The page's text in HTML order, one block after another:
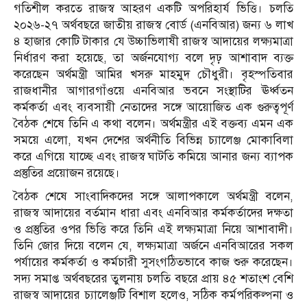
গতিশীল করতে রাজস্ব আহরণ একটি অপরিহার্য ভিত্তি। চলতি
২০২৬-২৭ অর্থবছরে জাতীয় রাজস্ব বোর্ড (এনবিআর) জন্য ৬ লাখ
৪ হাজার কোটি টাকার যে উচ্চাভিলাষী রাজস্ব আদায়ের লক্ষ্যমাত্রা
নির্ধারণ করা হয়েছে, তা অর্জনযোগ্য বলে দৃঢ় আশাবাদ ব্যক্ত
করেছেন অর্থমন্ত্রী আমির খসরু মাহমুদ চৌধুরী। বৃহস্পতিবার
রাজধানীর আগারগাঁওয়ে এনবিআর ভবনে সংস্থাটির ঊর্ধ্বতন
কর্মকর্তা এবং ব্যবসায়ী নেতাদের সঙ্গে আয়োজিত এক গুরুত্বপূর্ণ
বৈঠক শেষে তিনি এ কথা বলেন। অর্থমন্ত্রীর এই বক্তব্য এমন এক
সময়ে এলো, যখন দেশের অর্থনীতি বিভিন্ন চ্যালেঞ্জ মোকাবিলা
করে এগিয়ে যাচ্ছে এবং রাজস্ব ঘাটতি কমিয়ে আনার জন্য ব্যাপক
প্রস্তুতির প্রয়োজন রয়েছে।
বৈঠক শেষে সাংবাদিকদের সঙ্গে আলাপকালে অর্থমন্ত্রী বলেন,
রাজস্ব আদায়ের বর্তমান ধারা এবং এনবিআর কর্মকর্তাদের দক্ষতা
ও প্রস্তুতির ওপর ভিত্তি করে তিনি এই লক্ষ্যমাত্রা নিয়ে আশাবাদী।
তিনি জোর দিয়ে বলেন যে, লক্ষ্যমাত্রা অর্জনে এনবিআরের সকল
পর্যায়ের কর্মকর্তা ও কর্মচারী সুসংগঠিতভাবে কাজ শুরু করেছেন।
সদ্য সমাপ্ত অর্থবছরের তুলনায় চলতি বছরে প্রায় ৪৫ শতাংশ বেশি
রাজস্ব আদায়ের চ্যালেঞ্জটি বিশাল হলেও, সঠিক কর্মপরিকল্পনা ও